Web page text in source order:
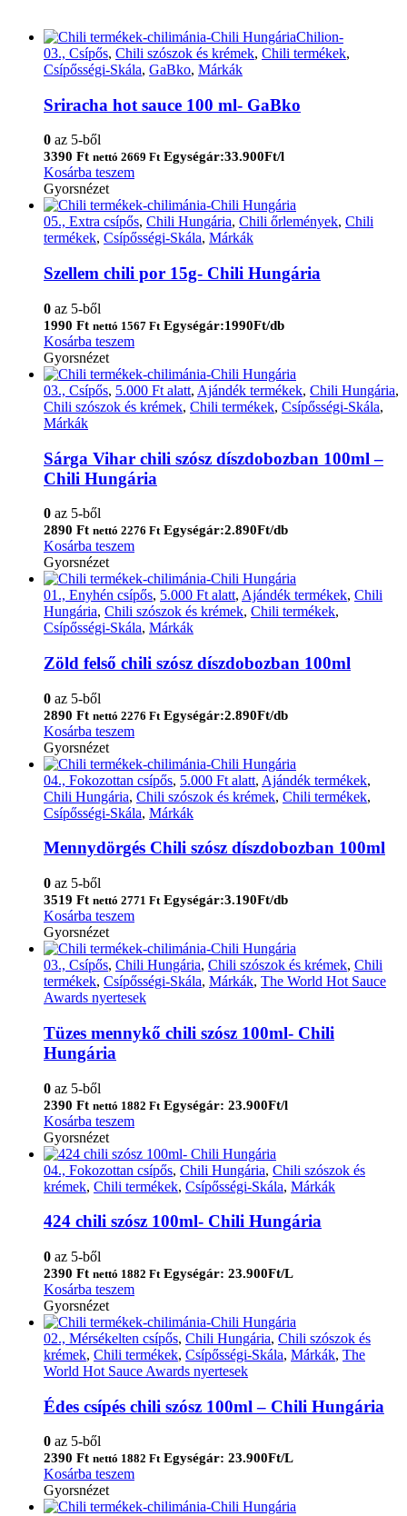
03., Csípős, Chili szószok és krémek, Chili termékek,
Csípősségi-Skála, GaBko, Márkák
Sriracha hot sauce 100 ml- GaBko
0 az 5-ből
3390 Ft nettó 2669 Ft Egységár:33.900Ft/l
Kosárba teszem
Gyorsnézet
05., Extra csípős, Chili Hungária, Chili őrlemények, Chili
termékek, Csípősségi-Skála, Márkák
Szellem chili por 15g- Chili Hungária
0 az 5-ből
1990 Ft nettó 1567 Ft Egységár:1990Ft/db
Kosárba teszem
Gyorsnézet
03., Csípős, 5.000 Ft alatt, Ajándék termékek, Chili Hungária,
Chili szószok és krémek, Chili termékek, Csípősségi-Skála,
Márkák
Sárga Vihar chili szósz díszdobozban 100ml –
Chili Hungária
0 az 5-ből
2890 Ft nettó 2276 Ft Egységár:2.890Ft/db
Kosárba teszem
Gyorsnézet
01., Enyhén csípős, 5.000 Ft alatt, Ajándék termékek, Chili
Hungária, Chili szószok és krémek, Chili termékek,
Csípősségi-Skála, Márkák
Zöld felső chili szósz díszdobozban 100ml
0 az 5-ből
2890 Ft nettó 2276 Ft Egységár:2.890Ft/db
Kosárba teszem
Gyorsnézet
04., Fokozottan csípős, 5.000 Ft alatt, Ajándék termékek,
Chili Hungária, Chili szószok és krémek, Chili termékek,
Csípősségi-Skála, Márkák
Mennydörgés Chili szósz díszdobozban 100ml
0 az 5-ből
3519 Ft nettó 2771 Ft Egységár:3.190Ft/db
Kosárba teszem
Gyorsnézet
03., Csípős, Chili Hungária, Chili szószok és krémek, Chili
termékek, Csípősségi-Skála, Márkák, The World Hot Sauce
Awards nyertesek
Tüzes mennykő chili szósz 100ml- Chili
Hungária
0 az 5-ből
2390 Ft nettó 1882 Ft Egységár: 23.900Ft/l
Kosárba teszem
Gyorsnézet
04., Fokozottan csípős, Chili Hungária, Chili szószok és
krémek, Chili termékek, Csípősségi-Skála, Márkák
424 chili szósz 100ml- Chili Hungária
0 az 5-ből
2390 Ft nettó 1882 Ft Egységár: 23.900Ft/L
Kosárba teszem
Gyorsnézet
02., Mérsékelten csípős, Chili Hungária, Chili szószok és
krémek, Chili termékek, Csípősségi-Skála, Márkák, The
World Hot Sauce Awards nyertesek
Édes csípés chili szósz 100ml – Chili Hungária
0 az 5-ből
2390 Ft nettó 1882 Ft Egységár: 23.900Ft/L
Kosárba teszem
Gyorsnézet